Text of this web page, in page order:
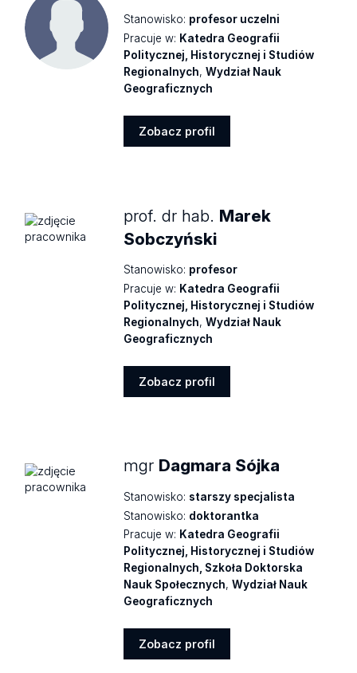
Stanowisko: profesor uczelni
Pracuje w: Katedra Geografii
Politycznej, Historycznej i Studiów
Regionalnych,Wydział Nauk
Geograficznych
Zobacz profil
prof. dr hab. Marek
Sobczyński
Stanowisko: profesor
Pracuje w: Katedra Geografii
Politycznej, Historycznej i Studiów
Regionalnych,Wydział Nauk
Geograficznych
Zobacz profil
mgr Dagmara Sójka
Stanowisko: starszy specjalista
Stanowisko: doktorantka
Pracuje w: Katedra Geografii
Politycznej, Historycznej i Studiów
Regionalnych, Szkoła Doktorska
Nauk Społecznych,Wydział Nauk
Geograficznych
Zobacz profil